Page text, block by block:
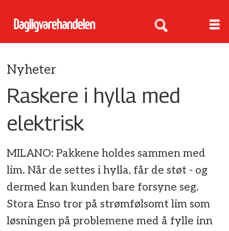
Nyheter
Raskere i hylla med
elektrisk
MILANO: Pakkene holdes sammen med
lim. Når de settes i hylla, får de støt - og
dermed kan kunden bare forsyne seg.
Stora Enso tror på strømfølsomt lim som
løsningen på problemene med å fylle inn